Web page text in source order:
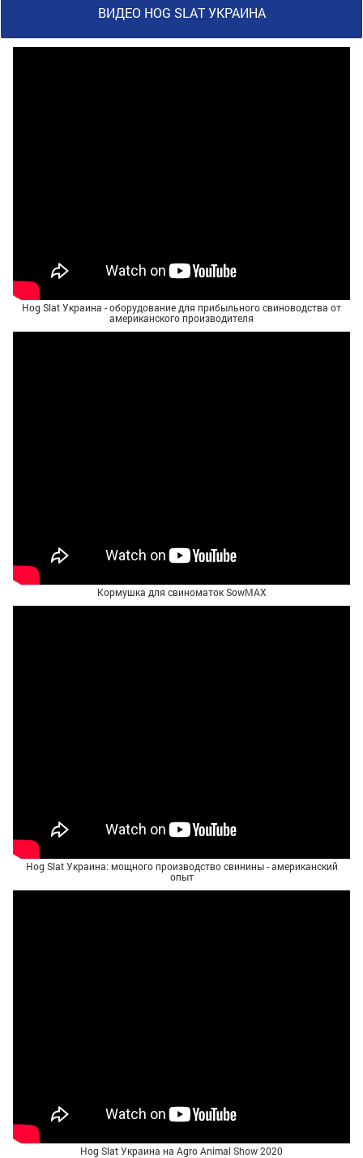
ВИДЕО HOG SLAT УКРАИНА
Hog Slat Украина - оборудование для прибыльного свиноводства от
американского производителя
Кормушка для свиноматок SowMAX
Hog Slat Украина: мощного производство свинины - американский
опыт
Hog Slat Украина на Agro Animal Show 2020